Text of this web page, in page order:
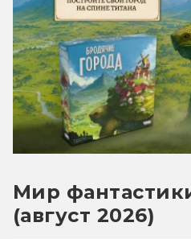
Мир
(август 2026)